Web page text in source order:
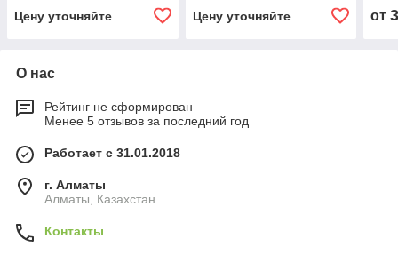
Цену уточняйте Цену уточняйте от
О нас
Рейтинг не сформирован
Менее 5 отзывов за последний год
Работает с 31.01.2018
г. Алматы
Алматы, Казахстан
Контакты